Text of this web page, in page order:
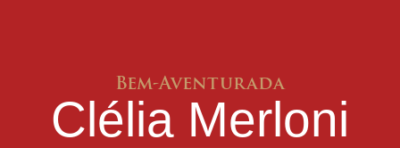
Bem-Aventurada
Clélia Merloni